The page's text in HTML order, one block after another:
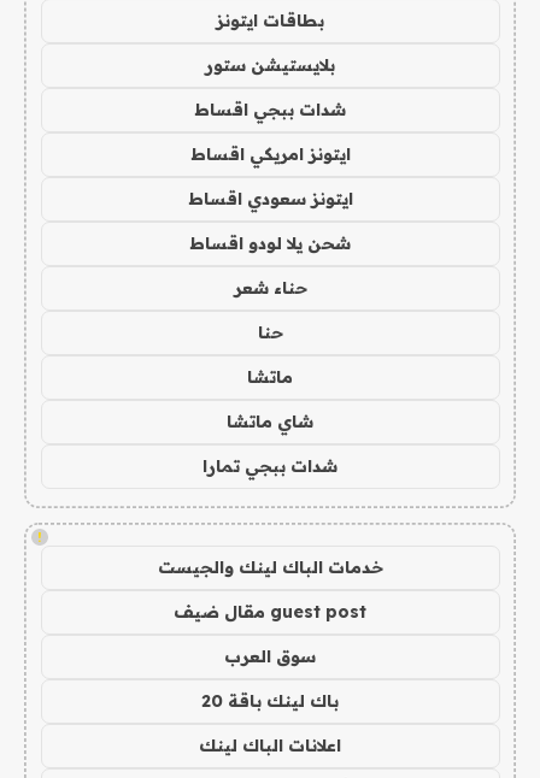
بطاقات ايتونز
بلايستيشن ستور
شدات ببجي اقساط
ايتونز امريكي اقساط
ايتونز سعودي اقساط
شحن يلا لودو اقساط
حناء شعر
حنا
ماتشا
شاي ماتشا
شدات ببجي تمارا
!
خدمات الباك لينك والجيست
guest post مقال ضيف
سوق العرب
باك لينك باقة 20
اعلانات الباك لينك